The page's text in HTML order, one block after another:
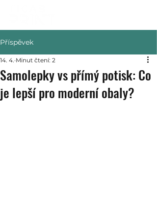
Příspěvek
Samolepky vs přímý potisk: Co
je lepší pro moderní obaly?
14. 4. Minut čtení: 2